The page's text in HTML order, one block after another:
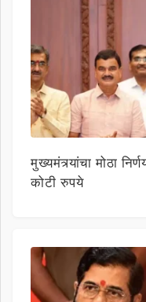
मुख्यमंत्र्यांचा मोठा
कोटी रुपये